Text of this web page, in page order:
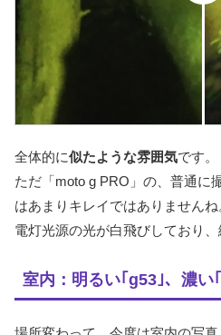
全体的に似たような雰囲気です。
ただ「moto g PRO」の、普通に
はあまりキレイではありませんね
電灯光源の光が白飛びしており、
室内：明るい｢g53｣、濃い